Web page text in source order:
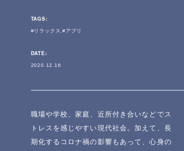
TAGS:
リラックス アプリ
DATE:
2020.12.16
職場や学校、家庭、近所付き合いなどでス
トレスを感じやすい現代社会。加えて、長
期化するコロナ禍の影響もあって、心身の